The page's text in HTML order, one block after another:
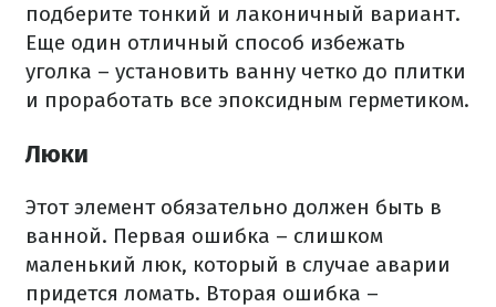
подберите тонкий и лаконичный вариант.
Еще один отличный способ избежать
уголка – установить ванну четко до плитки
и проработать все эпоксидным герметиком.
Люки
Этот элемент обязательно должен быть в
ванной. Первая ошибка – слишком
маленький люк, который в случае аварии
придется ломать. Вторая ошибка –